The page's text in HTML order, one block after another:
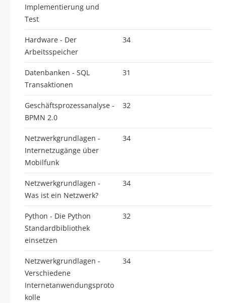
Implementierung und
Test
Hardware - Der
Arbeitsspeicher
34
Datenbanken - SQL
Transaktionen
31
Geschäftsprozessanalyse -
BPMN 2.0
32
Netzwerkgrundlagen -
Internetzugänge über
Mobilfunk
34
Netzwerkgrundlagen -
Was ist ein Netzwerk?
34
Python - Die Python
Standardbibliothek
einsetzen
32
Netzwerkgrundlagen -
Verschiedene
Internetanwendungsproto
kolle
34